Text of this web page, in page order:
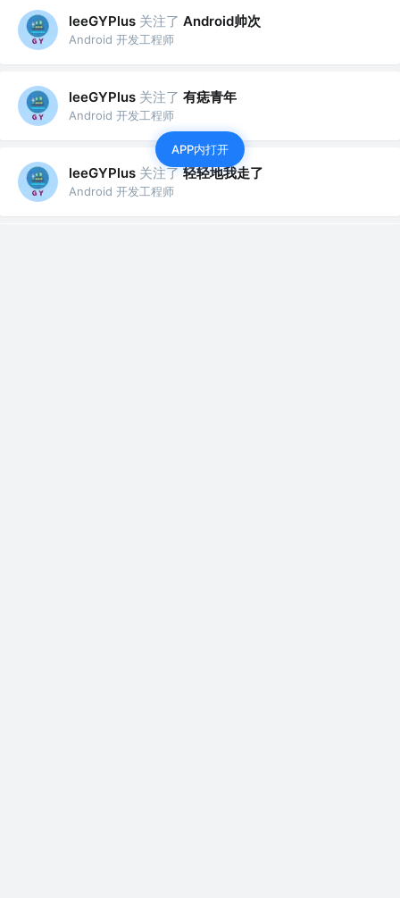
leeGYPlus 关注了 Android帅次
Android 开发工程师
leeGYPlus 关注了 有痣青年
Android 开发工程师
leeGYPlus 关注了 轻轻地我走了
Android 开发工程师
APP内打开